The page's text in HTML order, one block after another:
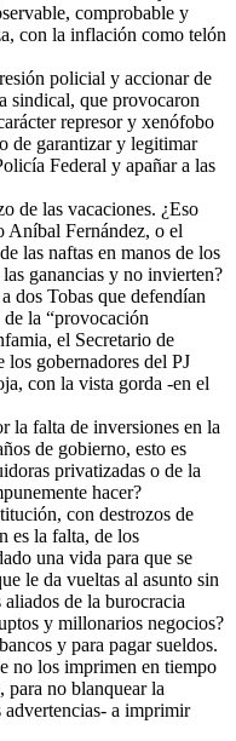
comprobable y
con la inflación como telón
policial y accionar de
sindical, que provocaron
represor y xenófobo
de garantizar y legitimar
Federal y apañar a las
de las vacaciones. ¿Eso
Aníbal Fernández, o el
las naftas en manos de los
ganancias y no invierten?
dos Tobas que defendían
la “provocación
el Secretario de
gobernadores del PJ
con la vista gorda -en el
la falta de inversiones en la
de gobierno, esto es
privatizadas o de la
hacer?
con destrozos de
es la falta, de los
una vida para que se
le da vueltas al asunto sin
de la burocracia
y millonarios negocios?
y para pagar sueldos.
no los imprimen en tiempo
para no blanquear la
advertencias- a imprimir